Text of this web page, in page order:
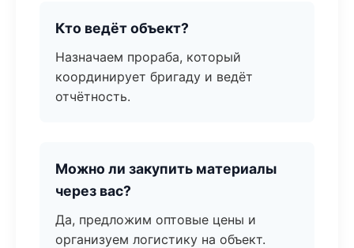
Кто ведёт объект?
Назначаем прораба, который
координирует бригаду и ведёт
отчётность.
Можно ли закупить материалы
через вас?
Да, предложим оптовые цены и
организуем логистику на объект.